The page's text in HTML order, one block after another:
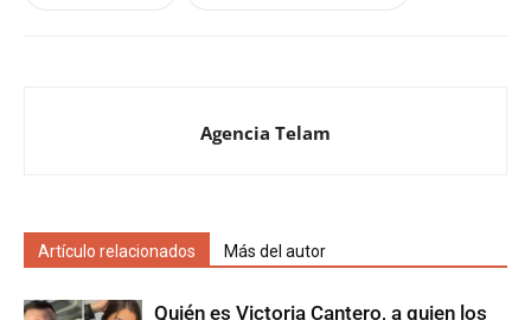
Agencia Telam
Artículo relacionados Más del autor
Quién es Victoria Cantero, a quien los